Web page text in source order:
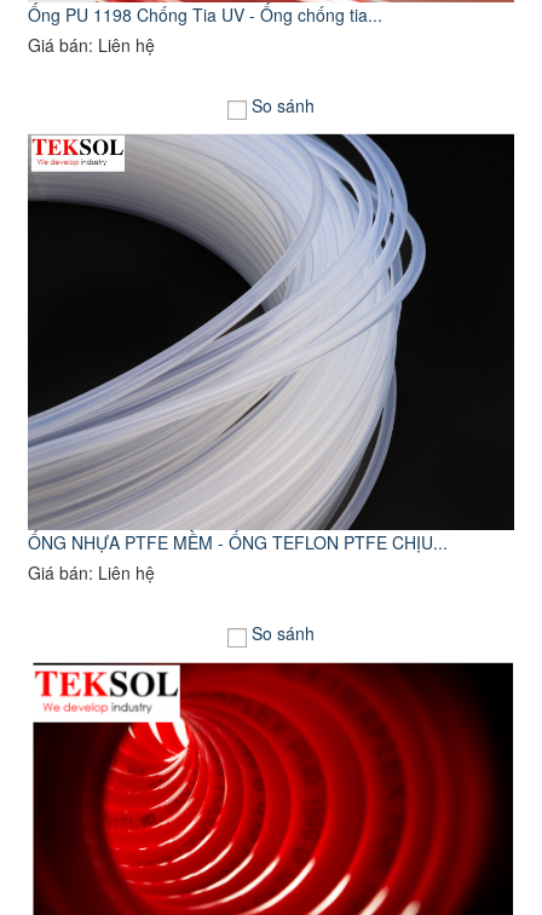
Ống PU 1198 Chống Tia UV - Ống chống tia...
Giá bán: Liên hệ
So sánh
ỐNG NHỰA PTFE MỀM - ỐNG TEFLON PTFE CHỊU...
Giá bán: Liên hệ
So sánh